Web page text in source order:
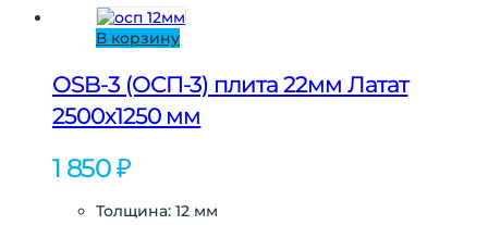
В корзину
OSB-3 (ОСП-3) плита 22мм Латат
2500х1250 мм
1 850₽
Толщина: 12 мм